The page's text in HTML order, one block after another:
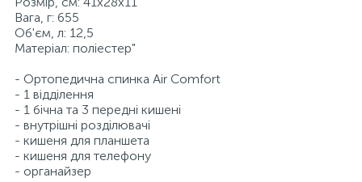
Вага, г: 655
Об'єм, л: 12,5
Матеріал: поліестер"
- Ортопедична спинка Air Comfort
- 1 відділення
- 1 бічна та 3 передні кишені
- внутрішні розділювачі
- кишеня для планшета
- кишеня для телефону
- органайзер